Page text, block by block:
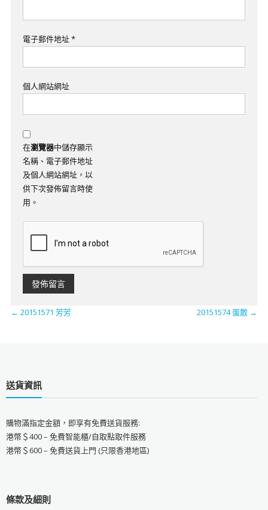
電子郵件地址*
個人網站網址
在瀏覽器中儲存顯示
名稱、電子郵件地址
及個人網站網址，以
供下次發佈留言時使
用。
← 20151571 芳芳 20151574 蛋散 →
送貨資訊
購物滿指定金額，即享有免費送貨服務:
港幣＄400 – 免費智能櫃/自取點取件服務
港幣＄600 – 免費送貨上門 (只限香港地區)
條款及細則